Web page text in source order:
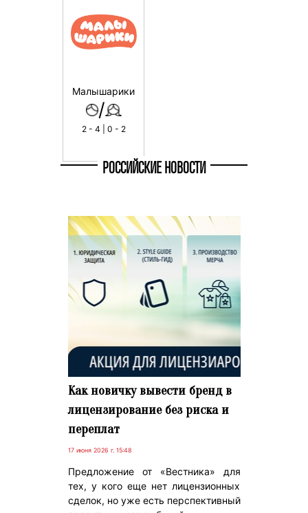
Малышарики
/
2 - 4 | 0 - 2
РОССИЙСКИЕ НОВОСТИ
Как новичку вывести бренд в
лицензирование без риска и
переплат
17 июня 2026 г. 15:48
Предложение от «Вестника» для
тех, у кого еще нет лицензионных
сделок, но уже есть перспективный